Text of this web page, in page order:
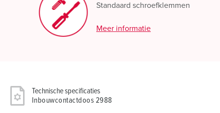
Standaard schroefklemmen
Meer informatie
Technische specificaties
Inbouwcontactdoos 2988